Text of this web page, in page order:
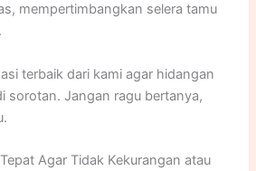
mempertimbangkan selera tamu
terbaik dari kami agar hidangan
sorotan. Jangan ragu bertanya,
Agar Tidak Kekurangan atau